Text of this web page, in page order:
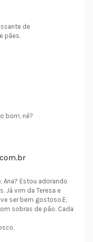
de
pães.
bom, né?
Ana? Estou adorando
Já vim da Teresa e
ser bem gostoso.E,
sobras de pão. Cada